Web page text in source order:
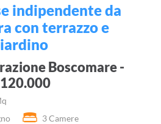
indipendente da
con terrazzo e
Boscomare -
3 Camere